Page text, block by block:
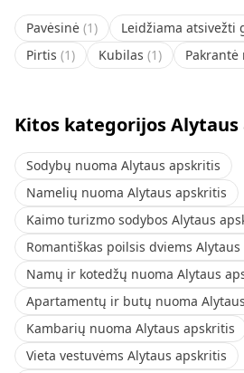
Pavėsinė (1) Leidžiama atsivežti
Pirtis (1) Kubilas (1) Pakrantė
Kitos kategorijos
Sodybų nuoma Alytaus apskritis
Namelių nuoma Alytaus apskritis
Kaimo turizmo sodybos Alytaus
Romantiškas poilsis dviems
Namų ir kotedžų nuoma Alytaus
Apartamentų ir butų nuoma
Kambarių nuoma Alytaus apskritis
Vieta vestuvėms Alytaus apskritis